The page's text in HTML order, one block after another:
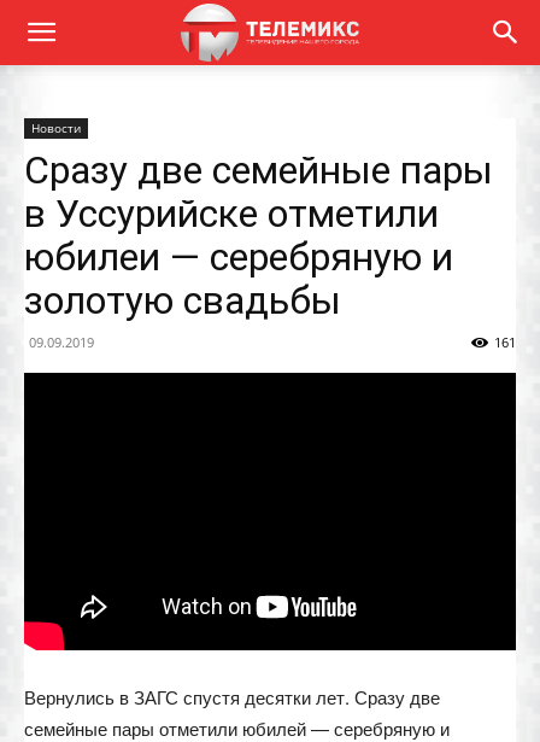
Новости
Сразу две семейные пары
в Уссурийске отметили
юбилеи — серебряную и
золотую свадьбы
09.09.2019 161
Вернулись в ЗАГС спустя десятки лет. Сразу две
семейные пары отметили юбилей — серебряную и